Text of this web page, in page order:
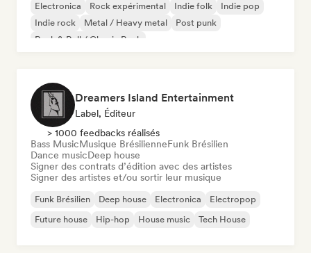
Electronica Rock expérimental Indie folk
Indie pop
Indie rock
Metal / Heavy metal
Post punk
Rock & Roll / Classic Rock
Dreamers Island Entertainment
Label, Éditeur
> 1000 feedbacks réalisés
Bass MusicMusique BrésilienneFunk Brésilien
Dance musicDeep house
Signer des contrats d’édition avec des artistes
Signer des artistes et/ou sortir leur musique
Funk Brésilien Deep house Electronica
Electropop
Future house
Hip-hop House music Tech House